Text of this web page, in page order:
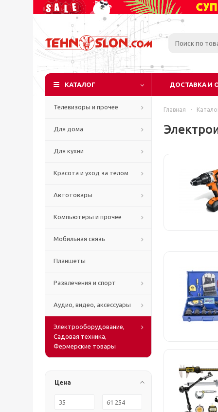
КАТАЛОГ ДОСТАВКА И
Телевизоры и прочее
Для дома
Для кухни
Красота и уход за телом
Автотовары
Компьютеры и прочее
Мобильная связь
Планшеты
Развлечения и спорт
Аудио, видео, аксессуары
Электрооборудование,
Садовая техника,
Фермерские товары
Цена
Главная -